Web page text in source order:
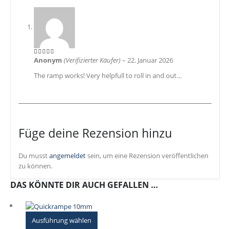
5von 5
Anonym (Verifizierter Käufer) – 22. Januar 2026
The ramp works! Very helpfull to roll in and out…
Füge deine Rezension hinzu
Du musstangemeldetsein, um eine Rezension veröffentlichen
zu können.
DAS KÖNNTE DIR AUCH GEFALLEN …
Ausführung wählen